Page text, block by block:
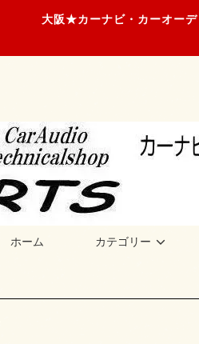
大阪★カーナビ・カーオー
ホーム カテゴリー